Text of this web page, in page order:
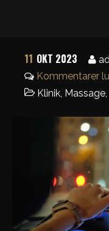
11 OKT 2023
Kommentarer
Klinik, Massage,